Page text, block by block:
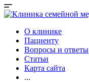
О клинике
Пациенту
Вопросы и ответы
Статьи
Карта сайта
...